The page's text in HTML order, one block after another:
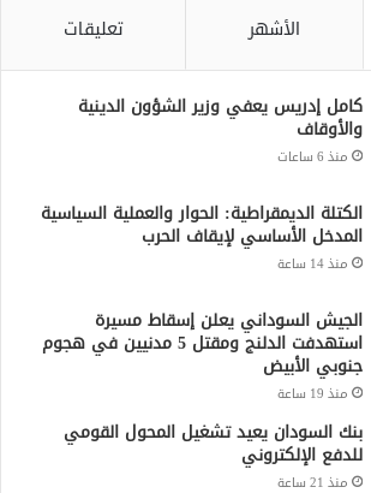
الأشهر تعليقات
كامل إدريس يعفي وزير الشؤون الدينية
والأوقاف
منذ 6 ساعات
الكتلة الديمقراطية: الحوار والعملية السياسية
المدخل الأساسي لإيقاف الحرب
منذ 14 ساعة
الجيش السوداني يعلن إسقاط مسيرة
استهدفت الدلنج ومقتل 5 مدنيين في هجوم
جنوبي الأبيض
منذ 19 ساعة
بنك السودان يعيد تشغيل المحول القومي
للدفع الإلكتروني
منذ 21 ساعة